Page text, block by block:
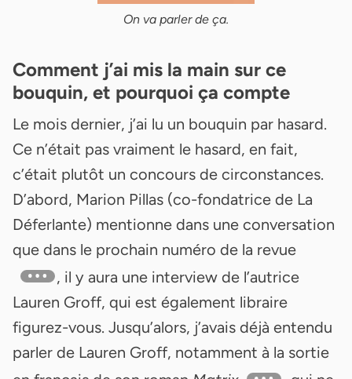
On va parler de ça.
Comment j’ai mis la main sur ce
bouquin, et pourquoi ça compte
Le mois dernier, j’ai lu un bouquin par hasard.
Ce n’était pas vraiment le hasard, en fait,
c’était plutôt un concours de circonstances.
D’abord, Marion Pillas (co-fondatrice de La
Déferlante) mentionne dans une conversation
que dans le prochain numéro de la revue
, il y aura une interview de l’autrice
Lauren Groff, qui est également libraire
figurez-vous. Jusqu’alors, j’avais déjà entendu
parler de Lauren Groff, notamment à la sortie